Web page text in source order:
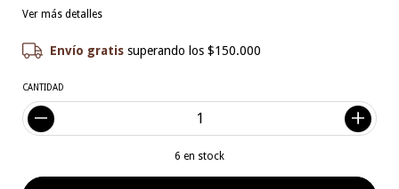
Ver más detalles
Envío gratissuperando los$150.000
CANTIDAD
6 en stock